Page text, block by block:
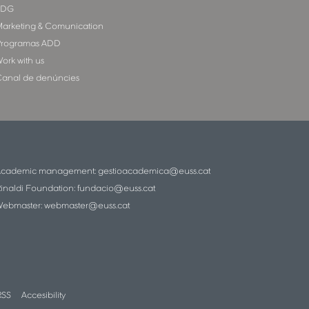
& Comunication
ADD
with us
de denúncies
management:gestioacademica@euss.cat
Foundation: fundacio@euss.cat
webmaster@euss.cat
Accesibility